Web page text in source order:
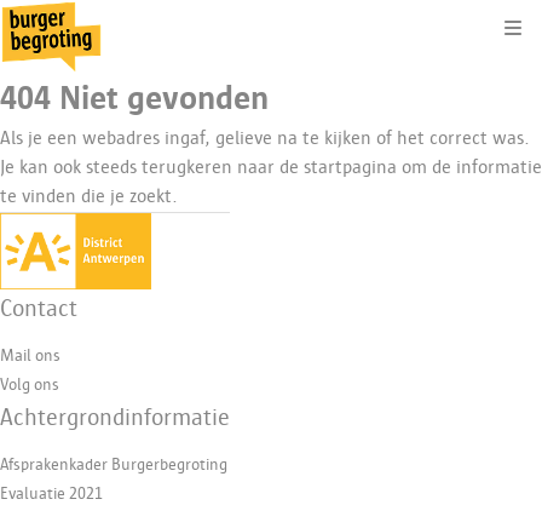
404 Niet gevonden
Als je een webadres ingaf, gelieve na te kijken of het correct was.
Je kan ook steeds terugkeren naar de startpagina om de informatie
te vinden die je zoekt.
Contact
Mail ons
Volg ons
Achtergrondinformatie
Afsprakenkader Burgerbegroting
Evaluatie 2021